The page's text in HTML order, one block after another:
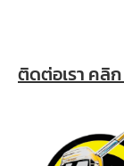
ติดต่อเรา คลิ